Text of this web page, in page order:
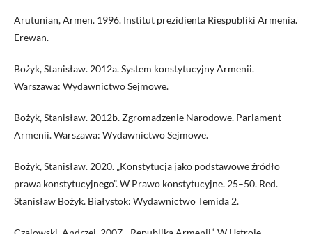
Arutunian, Armen. 1996. Institut prezidienta Riespubliki Armenia.
Erewan.
Bożyk, Stanisław. 2012a. System konstytucyjny Armenii.
Warszawa: Wydawnictwo Sejmowe.
Bożyk, Stanisław. 2012b. Zgromadzenie Narodowe. Parlament
Armenii. Warszawa: Wydawnictwo Sejmowe.
Bożyk, Stanisław. 2020. „Konstytucja jako podstawowe źródło
prawa konstytucyjnego”. W Prawo konstytucyjne. 25–50. Red.
Stanisław Bożyk. Białystok: Wydawnictwo Temida 2.